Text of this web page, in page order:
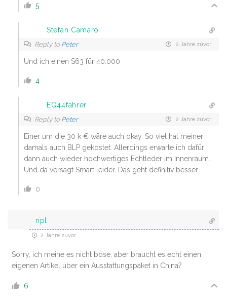
5
Stefan Camaro
Reply to Peter 2 Jahre zuvor
Und ich einen S63 für 40.000
4
EQ44fahrer
Reply to Peter 2 Jahre zuvor
Einer um die 30 k € wäre auch okay. So viel hat meiner
damals auch BLP gekostet. Allerdings erwarte ich dafür
dann auch wieder hochwertiges Echtleder im Innenraum.
Und da versagt Smart leider. Das geht definitiv besser.
0
npl
2 Jahre zuvor
Sorry, ich meine es nicht böse, aber braucht es echt einen
eigenen Artikel über ein Ausstattungspaket in China?
6